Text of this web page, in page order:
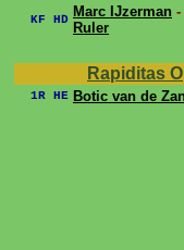
KF HD Marc IJzerman -
Ruler
Rapiditas
1R HE Botic van de